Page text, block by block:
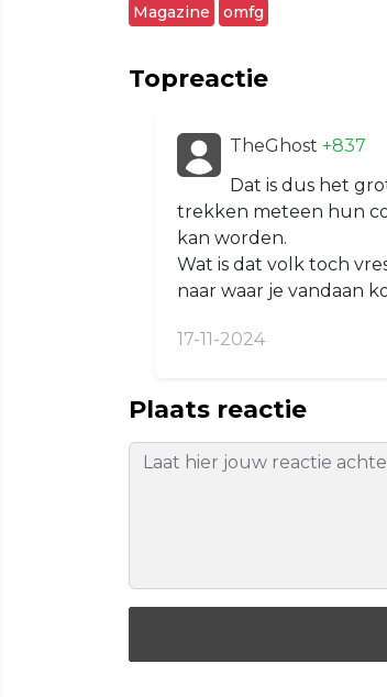
Magazine omfg
Topreactie
TheGhost +837
Dat is dus het
trekken meteen hun
kan worden.
Wat is dat volk toch
naar waar je vandaan
17-11-2024
Plaats reactie